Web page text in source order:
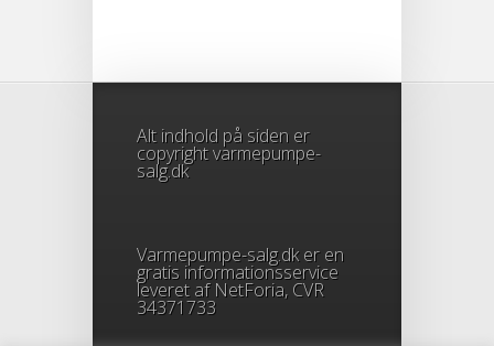
Alt indhold på siden er
copyright varmepumpe-
salg.dk
Varmepumpe-salg.dk er en
gratis informationsservice
leveret af NetForia, CVR
34371733